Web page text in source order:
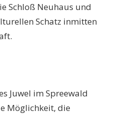
Schloß Neuhaus und
Schatz inmitten
Juwel im Spreewald
Möglichkeit, die